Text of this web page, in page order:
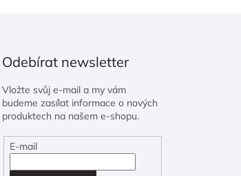
Odebírat newsletter
Vložte svůj e-mail a my vám
budeme zasílat informace o nových
produktech na našem e-shopu.
E-mail